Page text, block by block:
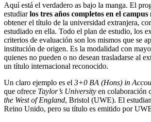
Aquí está el verdadero as bajo la manga. El
estudiarlos tres años completos en el campus
obtener el título de la universidad extranjera,
estudiado en ella. Todo el plan de estudio, los
criterios de evaluación son los mismos que se
institución de origen. Es la modalidad con
quienes no pueden o no desean trasladarse al
un título internacional reconocido.
Un claro ejemplo es el 3+0 BA (Hons) in
que ofrece Taylor’s University en colaboración
the West of England, Bristol (UWE). El
Reino Unido, pero su título es emitido por